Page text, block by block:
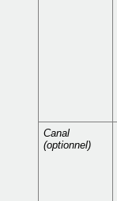
Canal
(optionnel)